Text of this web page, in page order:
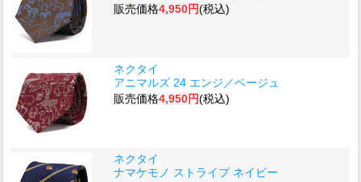
販売価格4,950円(税込)
ネクタイ
アニマルズ 24 エンジ／ベージュ
販売価格4,950円(税込)
ネクタイ
ナマケモノ ストライプ ネイビー